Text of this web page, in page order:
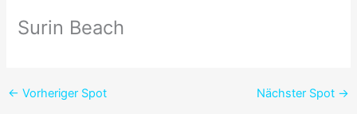
Surin Beach
← Vorheriger Spot Nächster Spot →